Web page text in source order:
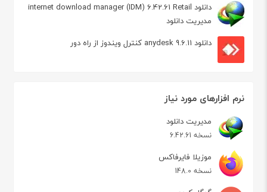
دانلود internet download manager (IDM) 6.42.61 Retail
مدیریت دانلود
دانلود anydesk 9.6.11 کنترل ویندوز از راه دور
نرم افزارهای مورد نیاز
مدیریت دانلود
نسخه 6.42.61
موزیلا فایرفاکس
نسخه 148.0